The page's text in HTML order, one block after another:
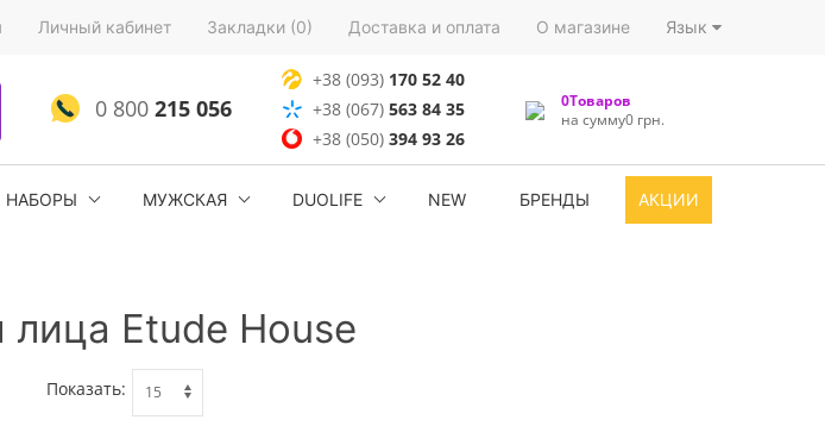
Личный кабинет Закладки (0) Доставка и оплата О магазине Язык
0 800215 056
+38 (093) 170 52 40
+38 (067) 563 84 35
+38 (050)394 93 26
0Товаров
на сумму0 грн.
НАБОРЫ МУЖСКАЯ DUOLIFE NEW БРЕНДЫ АКЦИИ
Etude House
Показать: